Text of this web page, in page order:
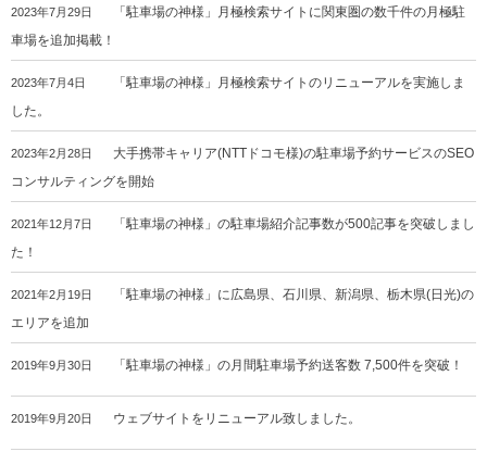
2023年7月29日
「駐車場の神様」月極検索サイトに関東圏の数千件の月極駐
車場を追加掲載！
2023年7月4日
「駐車場の神様」月極検索サイトのリニューアルを実施しま
した。
2023年2月28日
大手携帯キャリア(NTTドコモ様)の駐車場予約サービスのSEO
コンサルティングを開始
2021年12月7日
「駐車場の神様」の駐車場紹介記事数が500記事を突破しまし
た！
2021年2月19日
「駐車場の神様」に広島県、石川県、新潟県、栃木県(日光)の
エリアを追加
2019年9月30日 「駐車場の神様」の月間駐車場予約送客数 7,500件を突破！
2019年9月20日 ウェブサイトをリニューアル致しました。